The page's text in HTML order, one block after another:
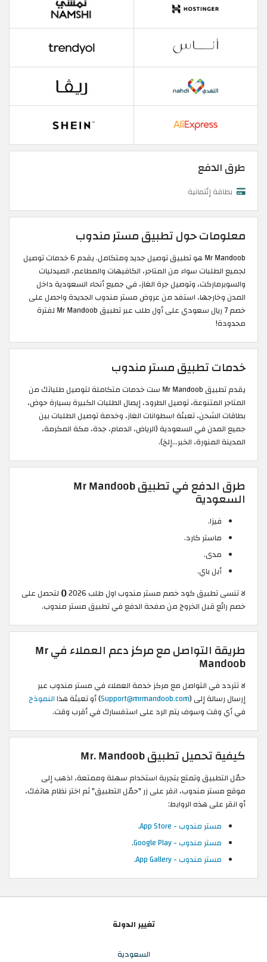
طرق الدفع
بطاقة إئتمانية
معلومات حول تطبيق مستر مندوب
Mr Mandoob هو تطبيق توصيل جديد ومتكامل. يقدم 6 خدمات توصيل
لجميع الطلبات سواء من المتاجر، الكافيهات والمطاعم، الصيدليات
والسوبرماركت، وتوصيل جرة الغاز، في جميع أنحاء السعودية داخل
المدن وخارجها، استفد من عروض مستر مندوب الجديدة واحصل على
خصم 7 ريال سعودي على أول طلب عبر تطبيق Mr Mandoob لفترة
محدودة!
خدمات تطبيق مستر مندوب
يقدم تطبيق Mr Mandoob ست خدمات متكاملة لتوصيل طلباتك من
المتاجر المتنوعة، توصيل الطرود، إيصال الطلبات الكبيرة بسيارة حوض،
بطاقات الشحن، تعبئة اسطوانات الغاز، وخدمة توصيل الطلبات بين
جميع المدن في السعودية (الرياض، الدمام، جدة، مكة المكرمة،
المدينة المنورة، الخبر…إلخ).
طرق الدفع في تطبيق Mr Mandoob
السعودية
فيزا.
ماستر كارد.
مدى.
أبل باي.
لا تنسى تطبيق كود خصم مستر مندوب اول طلب 2026
() لتحصل على
خصم رائع قبل الخروج من صفحة الدفع في تطبيق مستر مندوب.
طريقة التواصل مع مركز دعم العملاء في Mr
Mandoob
لا تتردد في التواصل مع مركز خدمة العملاء في مستر مندوب عبر
إرسال رسالة إلى (Support@mrmandoob.com) أو تعبئة هذاالنموذج
في أي وقت وسوف يتم الرد على استفسارك في أقرب وقت.
كيفية تحميل تطبيق Mr. Mandoob
حمّل التطبيق وتمتع بتجربة استخدام سهلة وممتعة، اذهب إلى
موقع مستر مندوب، انقر على زر "حمّل التطبيق" ثم اختر نظام هاتفك،
أو انقر على هذه الروابط:
مستر مندوب - App Store
.
مستر مندوب - Google Play
.
مستر مندوب - App Gallery
.
تغيير الدولة
السعودية